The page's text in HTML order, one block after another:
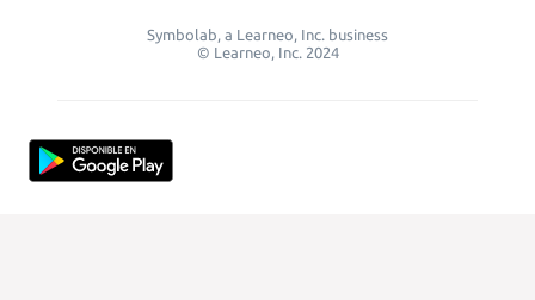
Symbolab, a Learneo, Inc. business
© Learneo, Inc. 2024